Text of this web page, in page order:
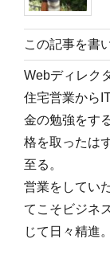
この記事を書
Webディレク
住宅営業から
金の勉強をす
格を取ったは
至る。
営業をしてい
てこそビジネ
じて日々精進。